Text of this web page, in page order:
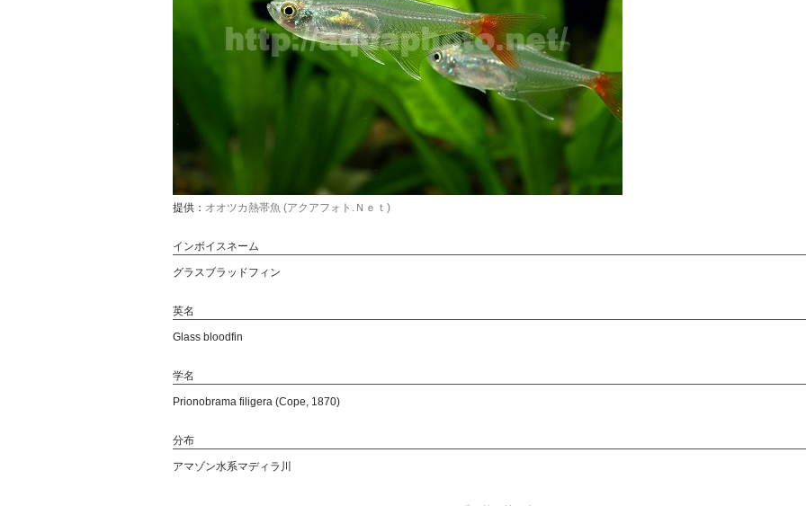
提供： オオツカ熱帯魚 (アクアフォト.Ｎｅｔ)
インボイスネーム
グラスブラッドフィン
英名
Glass bloodfin
学名
Prionobrama filigera (Cope, 1870)
分布
アマゾン水系マディラ川